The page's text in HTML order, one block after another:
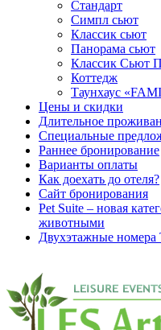
Стандарт
Симпл сьют
Классик сьют
Панорама сьют
Классик Сьют
Коттедж
Таунхаус
Цены и скидки
Длительное
Специальные
Раннее бронирование
Варианты оплаты
Как доехать до отеля?
Cайт бронирования
Pet Suite – новая
животными
Двухэтажные